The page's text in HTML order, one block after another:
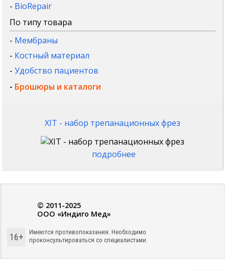
- BioRepair
По типу товара
- Мембраны
- Костный материал
-Удобство пациентов
- Брошюры и каталоги
XIT - набор трепанационных фрез
подробнее
© 2011-2025
ООО «Индиго Мед»
16+
Имеются противопоказания. Необходимо
проконсультироваться со специалистами.